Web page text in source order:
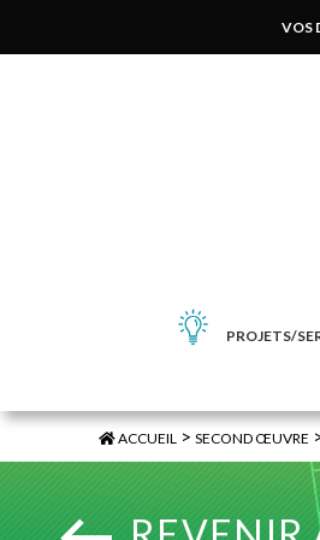
VOS
PROJETS/
ACCUEIL >SECOND ŒUVRE